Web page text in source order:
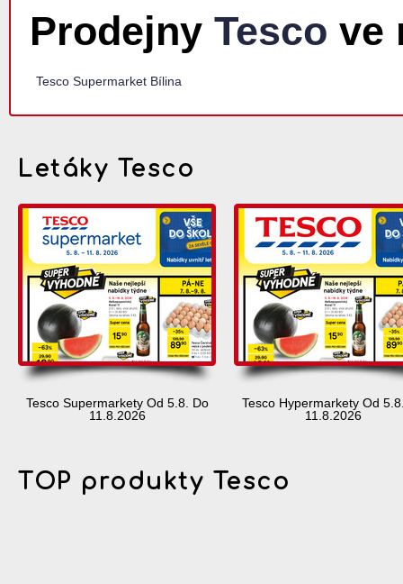
Prodejny Tesco ve
Tesco Supermarket Bílina
Letáky Tesco
Tesco Supermarkety Od 5.8. Do
11.8.2026
Tesco Hypermarkety Od
11.8.2026
TOP produkty Tesco